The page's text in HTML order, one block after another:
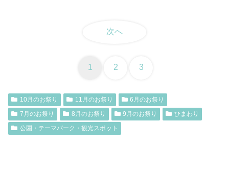
次へ
1 2 3
10月のお祭り 11月のお祭り
6月のお祭り
7月のお祭り
8月のお祭り 9月のお祭り
ひまわり
公園・テーマパーク・観光スポット